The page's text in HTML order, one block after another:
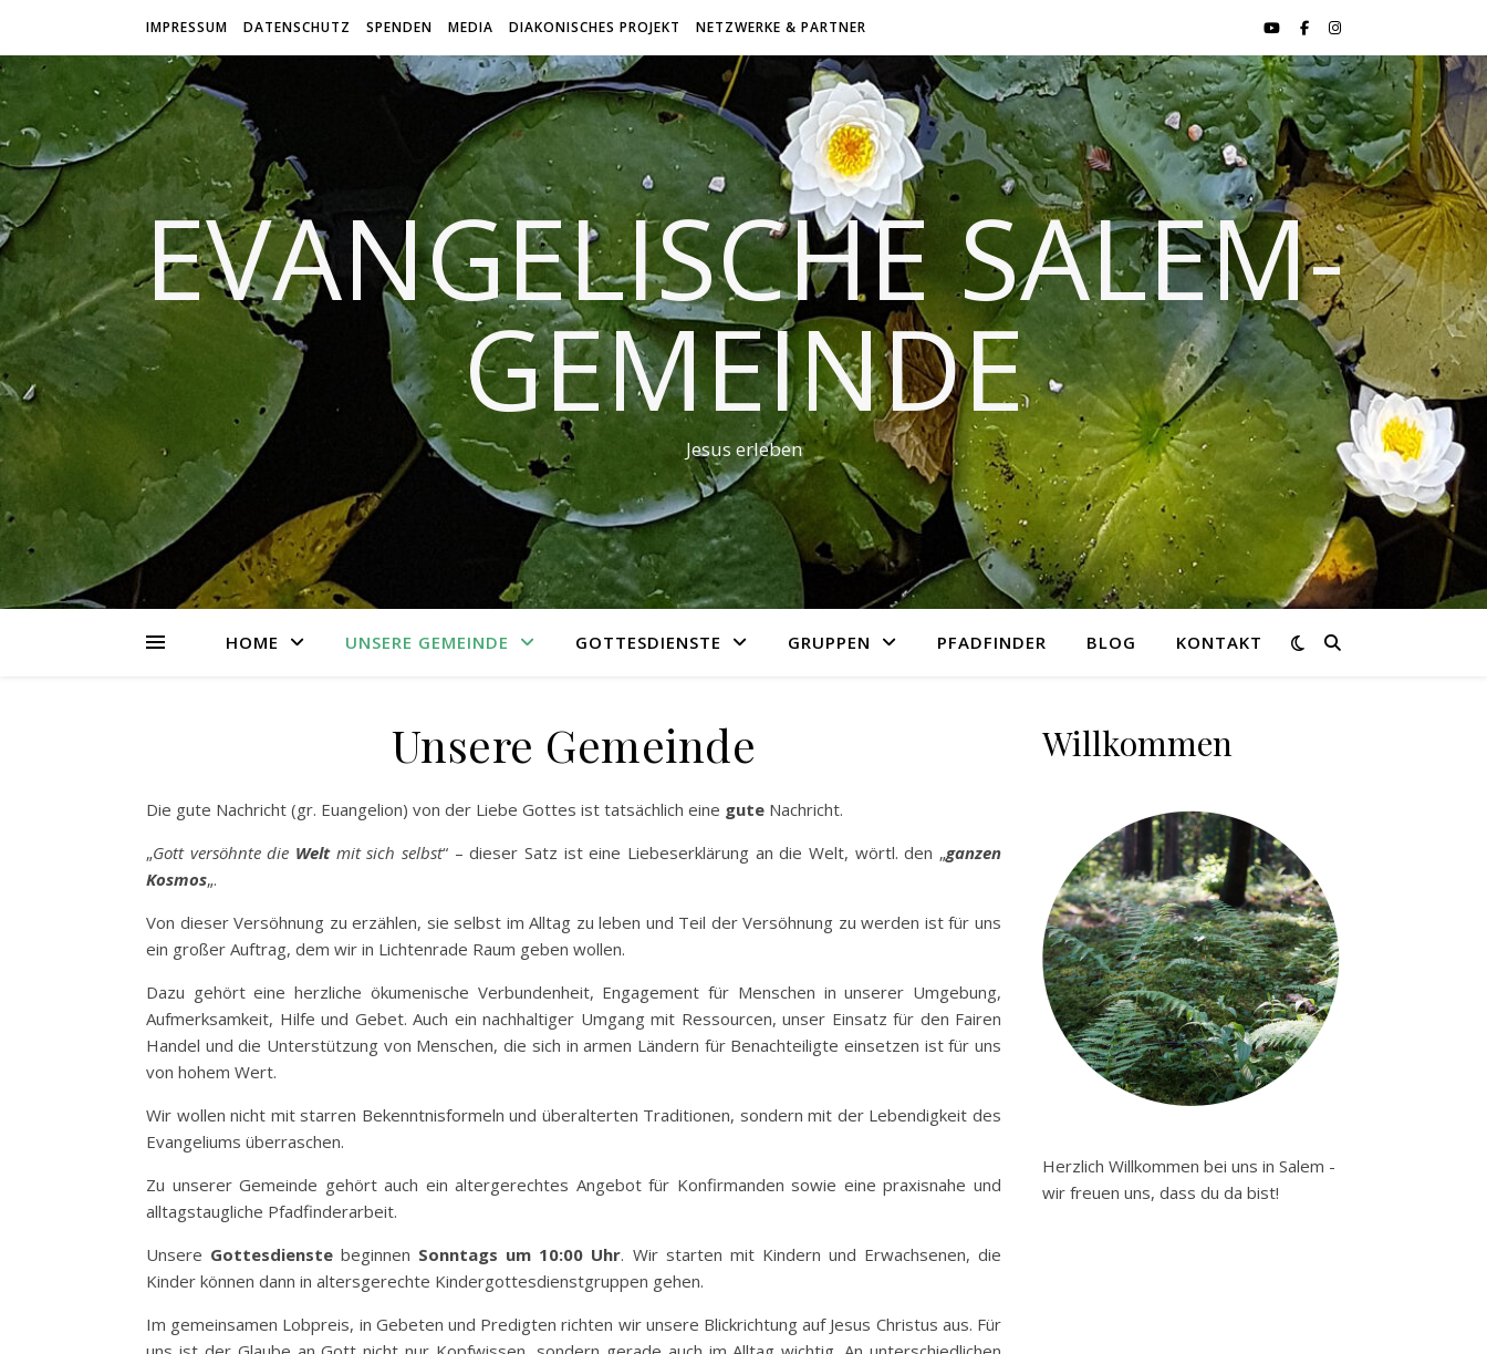
IMPRESSUM DATENSCHUTZ SPENDEN MEDIA DIAKONISCHES PROJEKT NETZWERKE & PARTNER
EVANGELISCHE SALEM-
GEMEINDE
Jesus erleben
HOME UNSERE GEMEINDE GOTTESDIENSTE GRUPPEN PFADFINDER BLOG KONTAKT
Unsere Gemeinde
Die gute Nachricht (gr. Euangelion) von der Liebe Gottes ist tatsächlich eine gute Nachricht.
„Gott versöhnte die Weltmit sich selbst“ – dieser Satz ist eine Liebeserklärung an die Welt, wörtl. den „ganzen
Kosmos„.
Von dieser Versöhnung zu erzählen, sie selbst im Alltag zu leben und Teil der Versöhnung zu werden ist für uns
ein großer Auftrag, dem wir in Lichtenrade Raum geben wollen.
Dazu gehört eine herzliche ökumenische Verbundenheit, Engagement für Menschen in unserer Umgebung,
Aufmerksamkeit, Hilfe und Gebet. Auch ein nachhaltiger Umgang mit Ressourcen, unser Einsatz für den Fairen
Handel und die Unterstützung von Menschen, die sich in armen Ländern für Benachteiligte einsetzen ist für uns
von hohem Wert.
Wir wollen nicht mit starren Bekenntnisformeln und überalterten Traditionen, sondern mit der Lebendigkeit des
Evangeliums überraschen.
Zu unserer Gemeinde gehört auch ein altergerechtes Angebot für Konfirmanden sowie eine praxisnahe und
alltagstaugliche Pfadfinderarbeit.
Unsere Gottesdienste beginnen Sonntags um 10:00 Uhr. Wir starten mit Kindern und Erwachsenen, die
Kinder können dann in altersgerechte Kindergottesdienstgruppen gehen.
Im gemeinsamen Lobpreis, in Gebeten und Predigten richten wir unsere Blickrichtung auf Jesus Christus aus. Für
Willkommen
Herzlich Willkommen bei uns in Salem -
wir freuen uns, dass du da bist!